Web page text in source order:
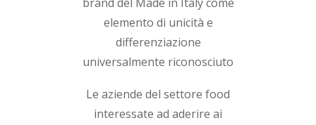
elemento di unicità e
differenziazione
universalmente riconosciuto
Le aziende del settore food
interessate ad aderire ai